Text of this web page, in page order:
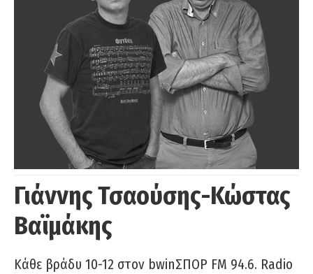
Γιάννης Τσαούσης-Κώστας
Βαϊμάκης
Κάθε βράδυ 10-12 στον bwinΣΠΟΡ FM 94.6. Radio